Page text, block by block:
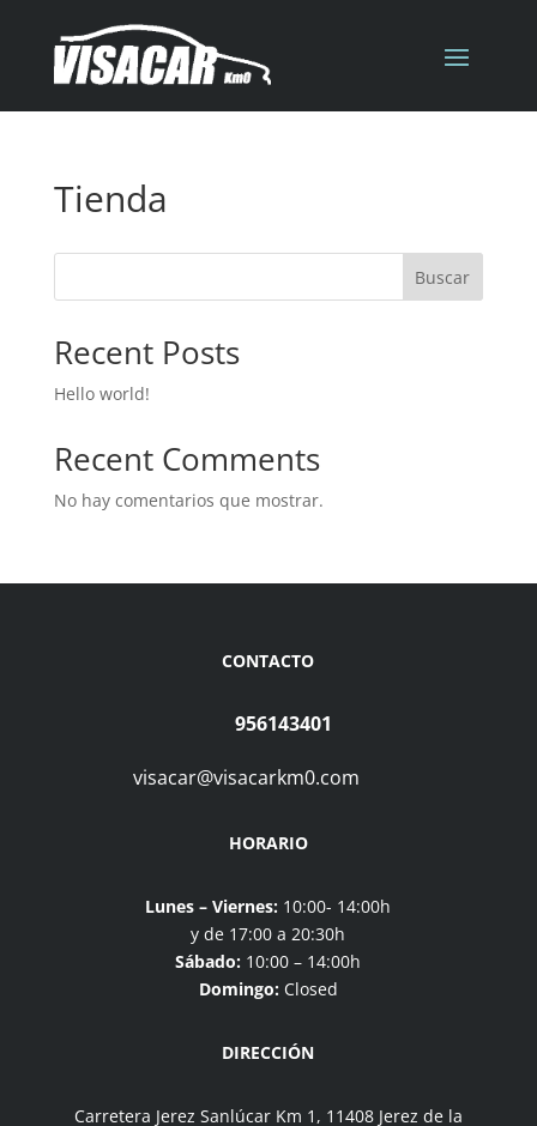
Tienda
Buscar
Recent Posts
Hello world!
Recent Comments
No hay comentarios que mostrar.
CONTACTO
956143401
visacar@visacarkm0.com
HORARIO
Lunes – Viernes: 10:00- 14:00h
y de 17:00 a 20:30h
Sábado: 10:00 – 14:00h
Domingo:Closed
DIRECCIÓN
Carretera Jerez Sanlúcar Km 1, 11408 Jerez de la